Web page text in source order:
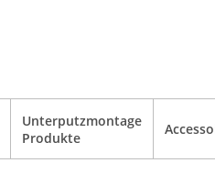
Unterputzmontage
Produkte